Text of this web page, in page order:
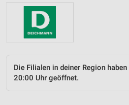
Die Filialen in deiner Region
20:00 Uhr geöffnet.